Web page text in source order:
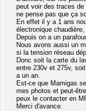
peut voir des traces
ne pense pas que ça
En effet il y a 1 ans
électronique
Depuis on a un
Nous avons aussi un
si la tension réseau
Donc soit la carte du
entre 230v et 275v,
a un an.
Est-ce que Mamigas
mes photos et peut-
peux le contacter en
Merci d'avance.